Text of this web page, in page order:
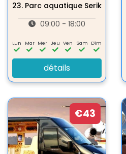
23. Parc aquatique Serik
09:00 - 18:00
Lun Mar Mer Jeu Ven Sam Dim
détails
€43